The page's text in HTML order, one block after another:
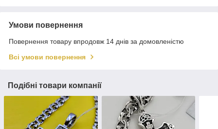
Умови повернення
Повернення товару впродовж 14 днів за домовленістю
Всі умови повернення
Подібні товари компанії